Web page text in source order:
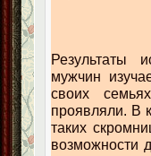
Результаты
мужчин
своих
проявляли. В
таких
возможности